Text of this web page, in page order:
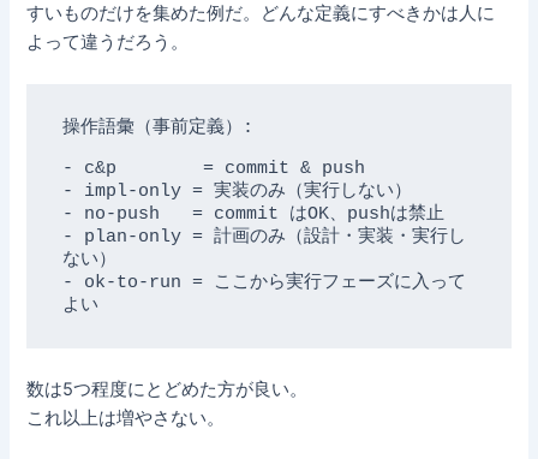
すいものだけを集めた例だ。どんな定義にすべきかは人に
よって違うだろう。
操作語彙（事前定義）:
- c&p        = commit & push
- impl-only = 実装のみ（実行しない）
- no-push   = commit はOK、pushは禁止
- plan-only = 計画のみ（設計・実装・実行し
ない）
- ok-to-run = ここから実行フェーズに入って
よい
数は5つ程度にとどめた方が良い。
これ以上は増やさない。